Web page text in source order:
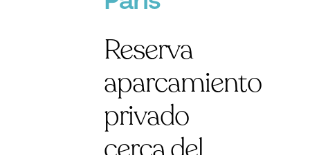
Reserva
aparcamiento
privado